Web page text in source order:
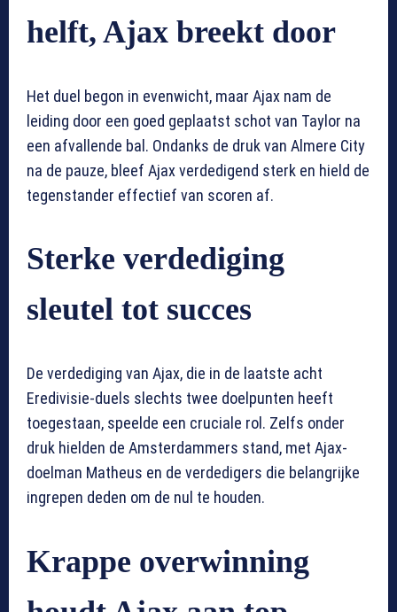
helft, Ajax breekt door
Het duel begon in evenwicht, maar Ajax nam de
leiding door een goed geplaatst schot van Taylor na
een afvallende bal. Ondanks de druk van Almere City
na de pauze, bleef Ajax verdedigend sterk en hield de
tegenstander effectief van scoren af.
Sterke verdediging
sleutel tot succes
De verdediging van Ajax, die in de laatste acht
Eredivisie-duels slechts twee doelpunten heeft
toegestaan, speelde een cruciale rol. Zelfs onder
druk hielden de Amsterdammers stand, met Ajax-
doelman Matheus en de verdedigers die belangrijke
ingrepen deden om de nul te houden.
Krappe overwinning